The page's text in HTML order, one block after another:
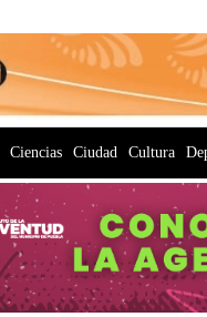
Ciencias Ciudad Cultura